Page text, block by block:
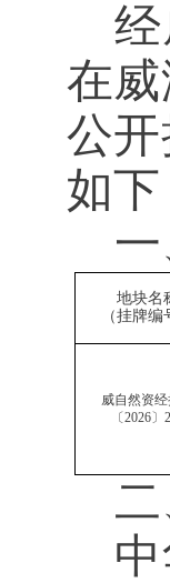
在
公
如下
地块名
（挂牌编
威自然资
〔2026〕 2